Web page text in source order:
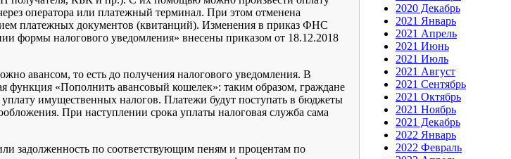
оператора или платежный терминал. При этом отменена
платежных документов (квитанций). Изменения в приказ ФНС
формы налогового уведомления» внесены приказом от 18.12.2018
авансом, то есть до получения налогового уведомления. В
функция «Пополнить авансовый кошелек»: таким образом, граждане
имущественных налогов. Платежи будут поступать в бюджеты
При наступлении срока уплаты налоговая служба сама
задолженность по соответствующим пеням и процентам по
2020 Декабрь
2021 Январь
2021 Апрель
2021 Июнь
2021 Июль
2021 Август
2021 Сентябрь
2021 Октябрь
2021 Ноябрь
2021 Декабрь
2022 Январь
2022 Февраль